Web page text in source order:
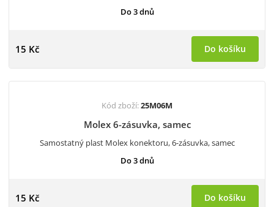
Do 3 dnů
15 Kč Do košíku
Kód zboží:25M06M
Molex 6-zásuvka, samec
Samostatný plast Molex konektoru, 6-zásuvka, samec
Do 3 dnů
15 Kč Do košíku